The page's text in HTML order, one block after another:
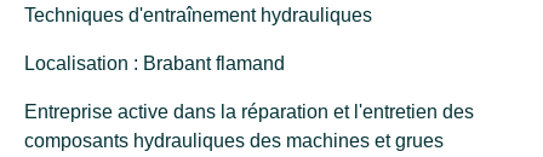
Techniques d'entraînement hydrauliques
Localisation : Brabant flamand
Entreprise active dans la réparation et l'entretien des
composants hydrauliques des machines et grues